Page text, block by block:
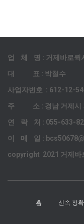
업 체 명 : 거제바로퀵
대 표 : 박철수
사업자번호 : 612-12-
주 소 : 경남 거제시
연 락 처 : 055-633-
이 메 일 :
copyright 2021 거제바
홈 신속 정